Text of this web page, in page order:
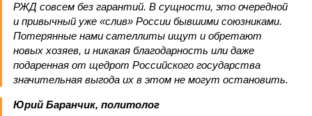
РЖД совсем без гарантий. В сущности, это очередной
и привычный уже «слив» России бывшими союзниками.
Потерянные нами сателлиты ищут и обретают
новых хозяев, и никакая благодарность или даже
подаренная от щедрот Российского государства
значительная выгода их в этом не могут остановить.
Юрий Баранчик, политолог